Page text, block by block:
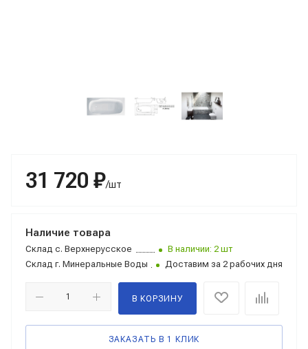
31 720 ₽/шт
Наличие товара
Склад с. Верхнерусское
В наличии: 2 шт
Склад г. Минеральные Воды Доставим за 2 рабочих дня
В КОРЗИНУ
ЗАКАЗАТЬ В 1 КЛИК